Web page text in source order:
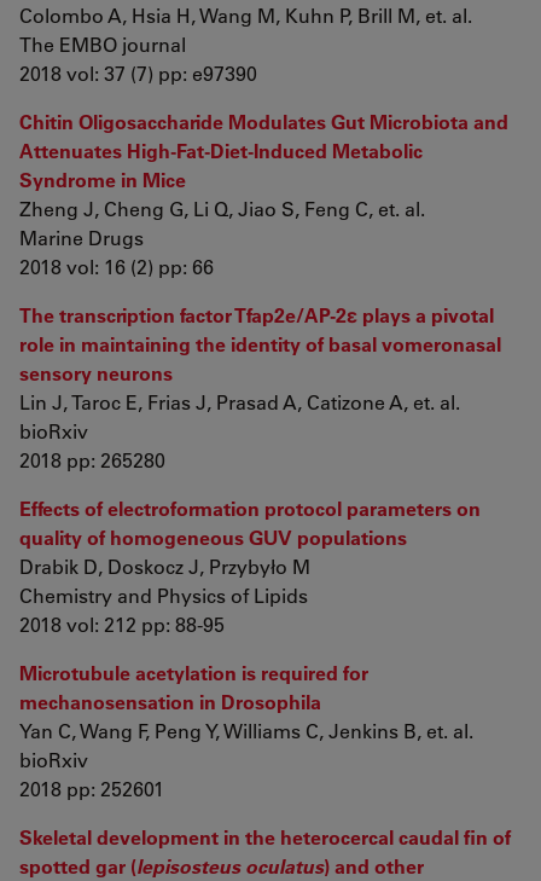
Colombo A, Hsia H, Wang M, Kuhn P, Brill M, et. al.
The EMBO journal
2018 vol: 37 (7) pp: e97390
Chitin Oligosaccharide Modulates Gut Microbiota and
Attenuates High-Fat-Diet-Induced Metabolic
Syndrome in Mice
Zheng J, Cheng G, Li Q, Jiao S, Feng C, et. al.
Marine Drugs
2018 vol: 16 (2) pp: 66
The transcription factor Tfap2e/AP-2ε plays a pivotal
role in maintaining the identity of basal vomeronasal
sensory neurons
Lin J, Taroc E, Frias J, Prasad A, Catizone A, et. al.
bioRxiv
2018 pp: 265280
Effects of electroformation protocol parameters on
quality of homogeneous GUV populations
Drabik D, Doskocz J, Przybyło M
Chemistry and Physics of Lipids
2018 vol: 212 pp: 88-95
Microtubule acetylation is required for
mechanosensation in Drosophila
Yan C, Wang F, Peng Y, Williams C, Jenkins B, et. al.
bioRxiv
2018 pp: 252601
Skeletal development in the heterocercal caudal fin of
spotted gar (lepisosteus oculatus) and other